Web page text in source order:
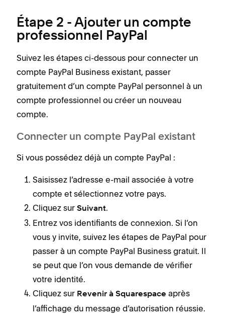
Étape 2 - Ajouter un compte
professionnel PayPal
Suivez les étapes ci-dessous pour connecter un
compte PayPal Business existant, passer
gratuitement d’un compte PayPal personnel à un
compte professionnel ou créer un nouveau
compte.
Connecter un compte PayPal existant
Si vous possédez déjà un compte PayPal :
Saisissez l’adresse e-mail associée à votre
compte et sélectionnez votre pays.
Cliquez sur Suivant.
Entrez vos identifiants de connexion. Si l’on
vous y invite, suivez les étapes de PayPal pour
passer à un compte PayPal Business gratuit. Il
se peut que l’on vous demande de vérifier
votre identité.
Cliquez sur Revenir à Squarespace après
l’affichage du message d’autorisation réussie.